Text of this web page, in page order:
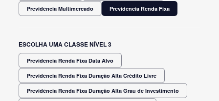
Previdência Multimercado Previdência Renda Fixa
ESCOLHA UMA CLASSE NÍVEL 3
Previdência Renda Fixa Data Alvo
Previdência Renda Fixa Duração Alta Crédito Livre
Previdência Renda Fixa Duração Alta Grau de Investimento